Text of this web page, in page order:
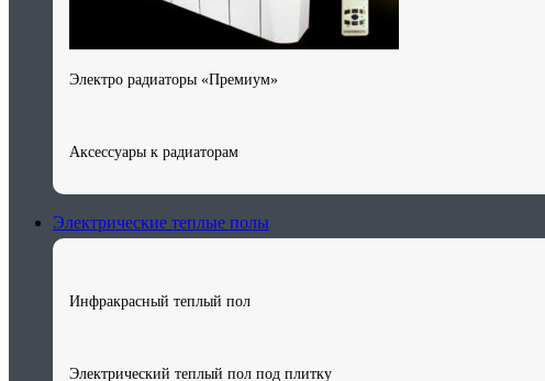
Электро радиаторы «Премиум»
Аксессуары к радиаторам
Электрические теплые полы
Инфракрасный теплый пол
Электрический теплый пол под плитку